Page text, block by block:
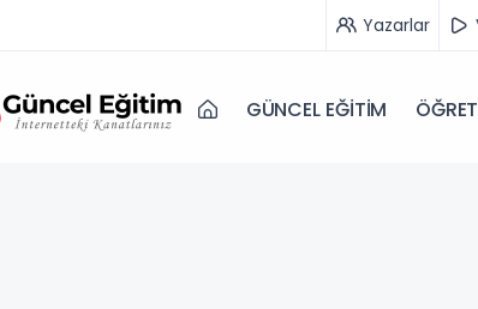
Yazarlar
GÜNCEL EĞİTİM